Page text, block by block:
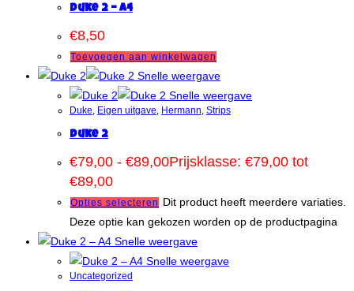
Duke 2 – A4
€8,50
Toevoegen aan winkelwagen
Snelle weergave
Snelle weergave
Duke Eigen uitgave Hermann Strips
Duke 2
€79,00 - €89,00Prijsklasse: €79,00 tot
€89,00
Opties selecteren Dit product heeft meerdere variaties.
Deze optie kan gekozen worden op de productpagina
Snelle weergave
Snelle weergave
Uncategorized